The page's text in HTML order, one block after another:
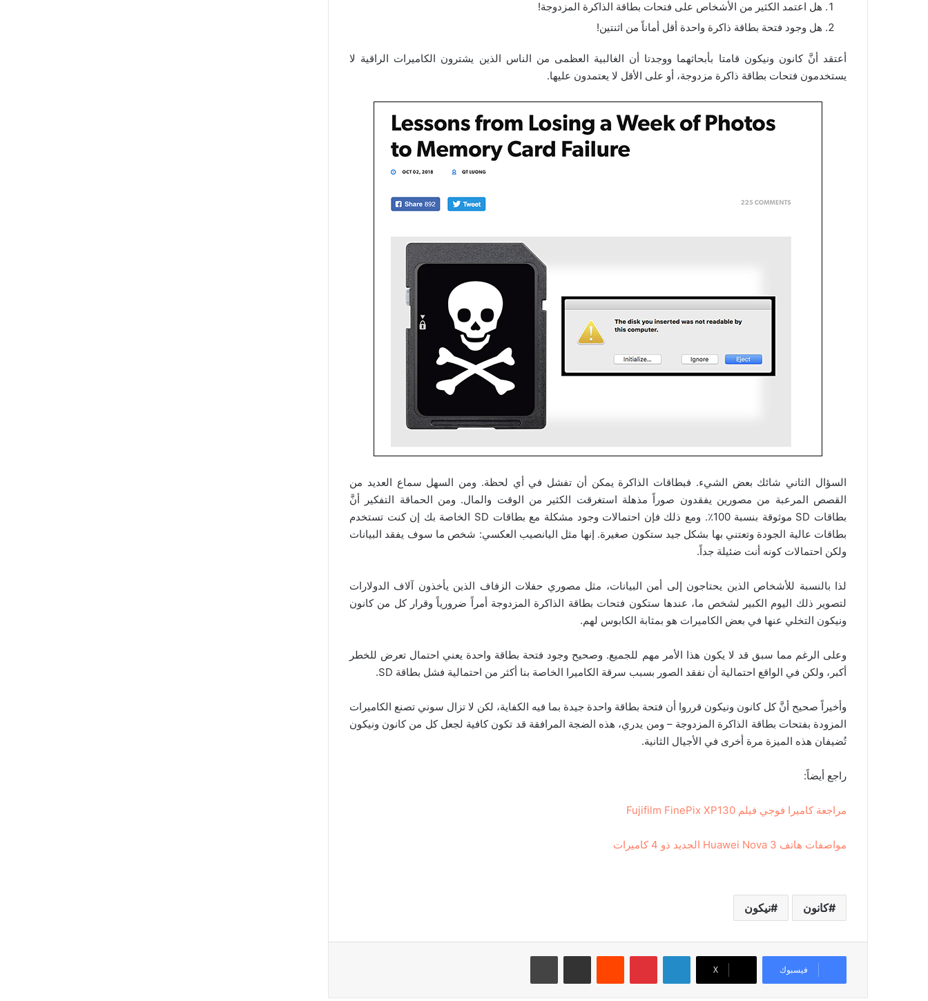
هل اعتمد الكثير من الأشخاص على فتحات بطاقة الذاكرة المزدوجة!
هل وجود فتحة بطاقة ذاكرة واحدة أقل أماناً من اثنتين!
أعتقد أنَّ كانون ونيكون قامتا بأبحاثهما ووجدتا أن الغالبية العظمى من الناس الذين يشترون الكاميرات الراقية لا
يستخدمون فتحات بطاقة ذاكرة مزدوجة، أو على الأقل لا يعتمدون عليها.
السؤال الثاني شائك بعض الشيء. فبطاقات الذاكرة يمكن أن تفشل في أي لحظة. ومن السهل سماع العديد من
القصص المرعبة من مصورين يفقدون صوراً مذهلة استغرقت الكثير من الوقت والمال. ومن الحماقة التفكير أنَّ
بطاقات SD موثوقة بنسبة 100٪. ومع ذلك فإن احتمالات وجود مشكلة مع بطاقات SD الخاصة بك إن كنت تستخدم
بطاقات عالية الجودة وتعتني بها بشكل جيد ستكون صغيرة. إنها مثل اليانصيب العكسي: شخص ما سوف يفقد البيانات
ولكن احتمالات كونه أنت ضئيلة جداً.
لذا بالنسبة للأشخاص الذين يحتاجون إلى أمن البيانات، مثل مصوري حفلات الزفاف الذين يأخذون آلاف الدولارات
لتصوير ذلك اليوم الكبير لشخص ما، عندها ستكون فتحات بطاقة الذاكرة المزدوجة أمراً ضرورياً وقرار كل من كانون
ونيكون التخلي عنها في بعض الكاميرات هو بمثابة الكابوس لهم.
وعلى الرغم مما سبق قد لا يكون هذا الأمر مهم للجميع. وصحيح وجود فتحة بطاقة واحدة يعني احتمال تعرض للخطر
أكبر، ولكن في الواقع احتمالية أن نفقد الصور بسبب سرقة الكاميرا الخاصة بنا أكثر من احتمالية فشل بطاقة SD.
وأخيراً صحيح أنَّ كل كانون ونيكون قرروا أن فتحة بطاقة واحدة جيدة بما فيه الكفاية، لكن لا تزال سوني تصنع الكاميرات
المزودة بفتحات بطاقة الذاكرة المزدوجة – ومن يدري، هذه الضجة المرافقة قد تكون كافية لجعل كل من كانون ونيكون
تُضيفان هذه الميزة مرة أخرى في الأجيال الثانية.
راجع أيضاً:
مراجعة كاميرا فوجي فيلم Fujifilm FinePix XP130
مواصفات هاتف Huawei Nova 3 الجديد ذو 4 كاميرات
كانون نيكون
فيسبوك ‫X
لينكدإن بينتيريست